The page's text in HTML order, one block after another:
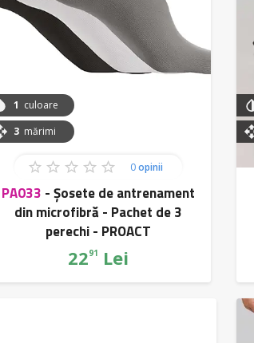
0opinii
3 mărimi
1 culoare
PA033 -Șosete de antrenament
din microfibră - Pachet de 3
perechi - PROACT
2291 Lei